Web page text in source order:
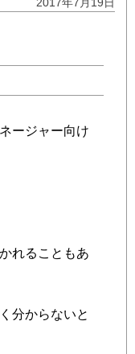
ージャー向け
れることもあ
分からないと